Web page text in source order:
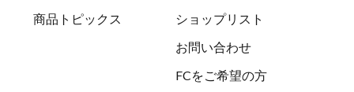
商品トピックス
ショップリスト
お問い合わせ
FCをご希望の方